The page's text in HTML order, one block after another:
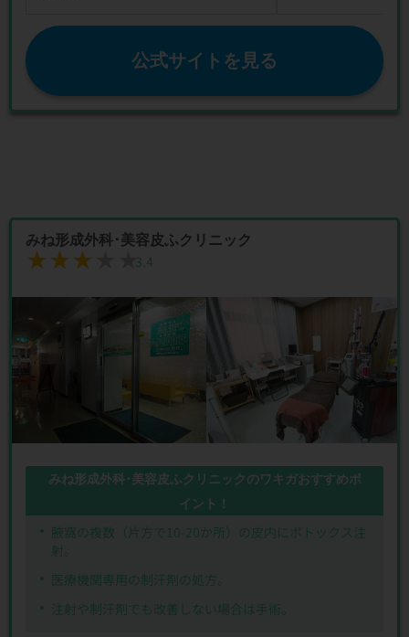
公式サイトを見る
みね形成外科･美容皮ふクリニック
★★★★★
★★★★★3.4
みね形成外科･美容皮ふクリニックのワキガおすすめポ
イント！
腋窩の複数（片方で10-20か所）の皮内にボトックス注
射。
医療機関専用の制汗剤の処方。
注射や制汗剤でも改善しない場合は手術。